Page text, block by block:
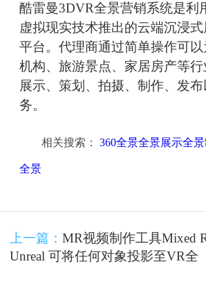
酷雷曼3DVR全景营销系统是利
虚拟现实技术推出的云端沉浸
平台。代理商通过简单操作可
机构、旅游景点、家居房产等
展示、策划、拍摄、制作、发
务。
相关搜索： 360全景全景展示全
全景
上一篇： MR视频制作工具Mixed
Unreal 可将任何对象投影至VR全